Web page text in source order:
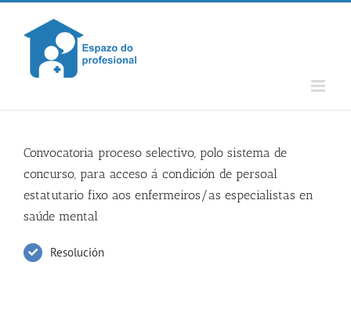
Skip
content
Convocatoria proceso selectivo, polo sistema de
concurso, para acceso á condición de persoal
estatutario fixo aos enfermeiros/as especialistas en
saúde mental
Resolución